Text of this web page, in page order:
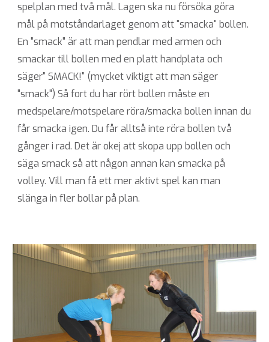
spelplan med två mål. Lagen ska nu försöka göra
mål på motståndarlaget genom att "smacka" bollen.
En "smack" är att man pendlar med armen och
smackar till bollen med en platt handplata och
säger" SMACK!" (mycket viktigt att man säger
"smack") Så fort du har rört bollen måste en
medspelare/motspelare röra/smacka bollen innan du
får smacka igen. Du får alltså inte röra bollen två
gånger i rad. Det är okej att skopa upp bollen och
säga smack så att någon annan kan smacka på
volley. Vill man få ett mer aktivt spel kan man
slänga in fler bollar på plan.